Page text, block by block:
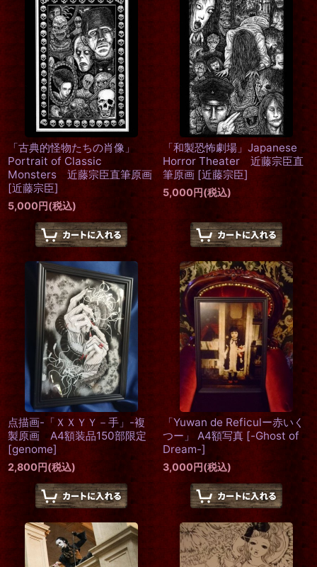
「古典的怪物たちの肖像」
Portrait of Classic
Monsters 近藤宗臣直筆原画
[近藤宗臣]
5,000円(税込)
「和製恐怖劇場」Japanese
Horror Theater 近藤宗臣直
筆原画 [近藤宗臣]
5,000円(税込)
点描画-「ＸＸＹＹ－手」-複
製原画 A4額装品150部限定
[genome]
2,800円(税込)
「Yuwan de Reficulー赤いく
つー」 A4額写真 [-Ghost of
Dream-]
3,000円(税込)